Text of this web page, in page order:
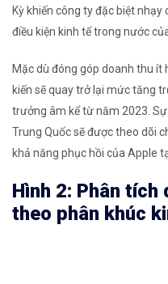
Kỳ khiến công ty đặc biệt
điều kiện kinh tế trong nước
Mặc dù đóng góp doanh thu ít
kiến ​​sẽ quay trở lại mức tăng
trưởng âm kể từ năm 2023.
Trung Quốc sẽ được theo dõi
khả năng phục hồi của Apple
Hình 2: Phân tích
theo phân khúc